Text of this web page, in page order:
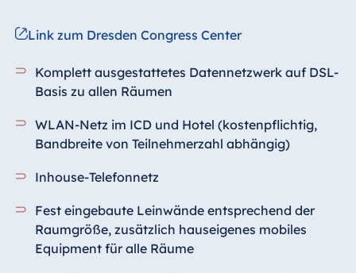
Link zum Dresden Congress Center
Komplett ausgestattetes Datennetzwerk auf DSL-
Basis zu allen Räumen
WLAN-Netz im ICD und Hotel (kostenpflichtig,
Bandbreite von Teilnehmerzahl abhängig)
Inhouse-Telefonnetz
Fest eingebaute Leinwände entsprechend der
Raumgröße, zusätzlich hauseigenes mobiles
Equipment für alle Räume